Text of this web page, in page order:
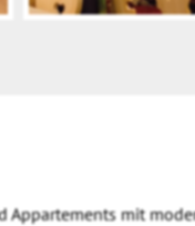
Appartements mit